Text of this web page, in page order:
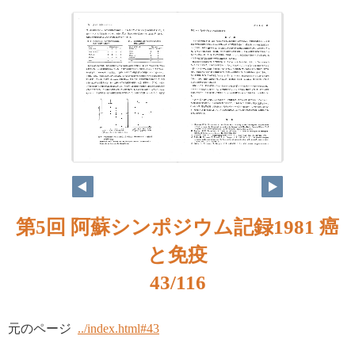
第5回 阿蘇シンポジウム記録1981 癌
と免疫
43/116
元のページ ../index.html#43